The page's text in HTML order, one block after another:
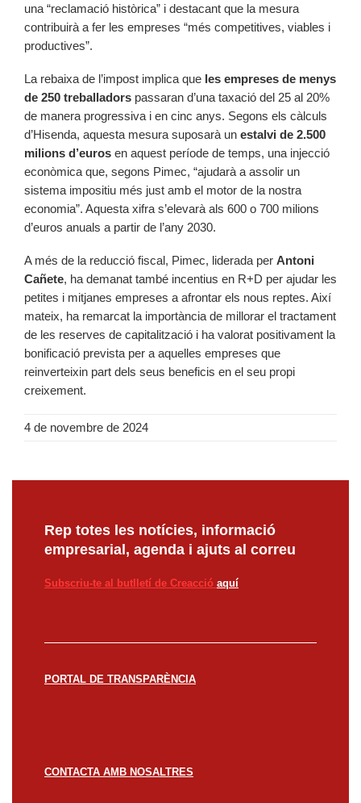
una “reclamació històrica” i destacant que la mesura
contribuirà a fer les empreses “més competitives, viables i
productives”.
La rebaixa de l’impost implica que les empreses de menys
de 250 treballadors passaran d’una taxació del 25 al 20%
de manera progressiva i en cinc anys. Segons els càlculs
d’Hisenda, aquesta mesura suposarà un estalvi de 2.500
milions d’euros en aquest període de temps, una injecció
econòmica que, segons Pimec, “ajudarà a assolir un
sistema impositiu més just amb el motor de la nostra
economia”. Aquesta xifra s’elevarà als 600 o 700 milions
d’euros anuals a partir de l’any 2030.
A més de la reducció fiscal, Pimec, liderada per Antoni
Cañete, ha demanat també incentius en R+D per ajudar les
petites i mitjanes empreses a afrontar els nous reptes. Així
mateix, ha remarcat la importància de millorar el tractament
de les reserves de capitalització i ha valorat positivament la
bonificació prevista per a aquelles empreses que
reinverteixin part dels seus beneficis en el seu propi
creixement.
4 de novembre de 2024
Rep totes les notícies, informació
empresarial, agenda i ajuts al correu
Subscriu-te al butlletí de Creacció aquí
PORTAL DE TRANSPARÈNCIA
CONTACTA AMB NOSALTRES